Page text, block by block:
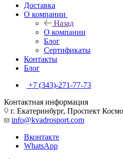
Доставка
О компании
Назад
О компании
Блог
Сертификаты
Контакты
Блог
+7 (343)-271-77-73
Контактная информация
г. Екатеринбург, Проспект
info@kvadrosport.com
Вконтакте
WhatsApp